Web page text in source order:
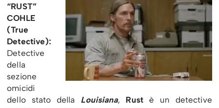
“RUST”
COHLE
(True
Detective):
Detective
della
sezione
omicidi
dello stato della Louisiana, Rustè un detective